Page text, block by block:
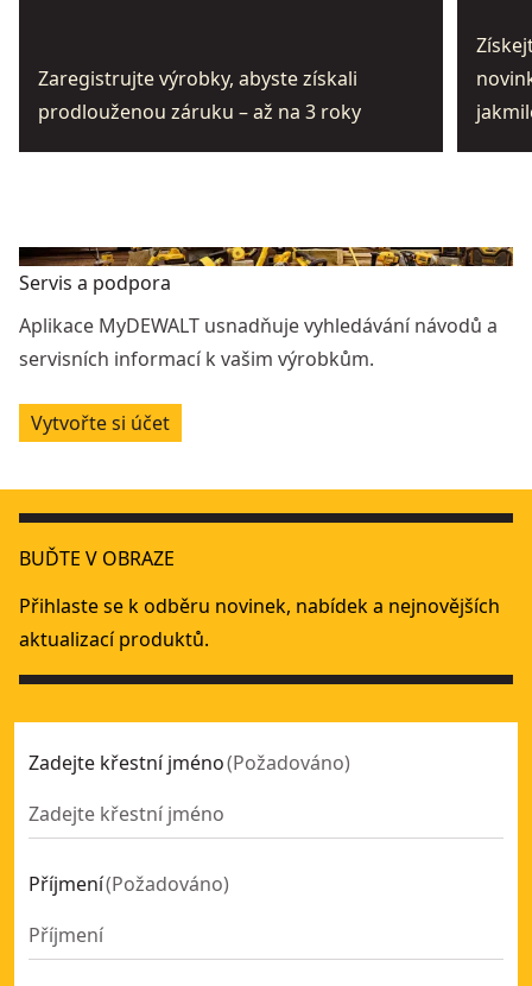
Zaregistrujte výrobky, abyste získali
prodlouženou záruku – až na 3 roky
Servis a podpora
Aplikace MyDEWALT usnadňuje vyhledávání návodů a
servisních informací k vašim výrobkům.
Vytvořte si účet
BUĎTE V OBRAZE
Přihlaste se k odběru novinek, nabídek a nejnovějších
aktualizací produktů.
Zadejte křestní jméno(Požadováno)
Příjmení(Požadováno)